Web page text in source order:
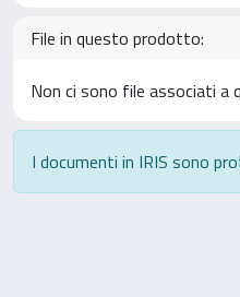
File in questo prodotto:
Non ci sono file associati a
I documenti in IRIS sono